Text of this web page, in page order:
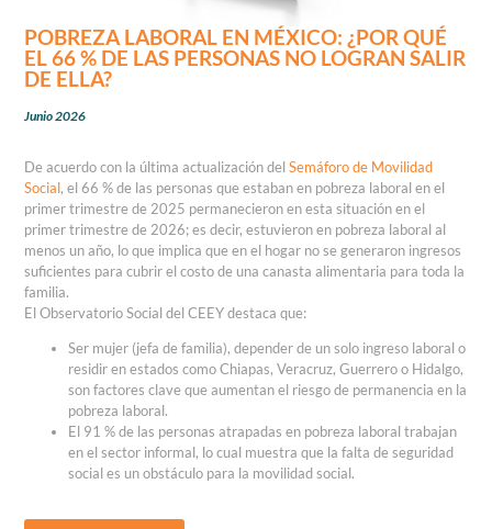
POBREZA LABORAL EN MÉXICO: ¿POR QUÉ
EL 66 % DE LAS PERSONAS NO LOGRAN SALIR
DE ELLA?
Junio 2026
De acuerdo con la última actualización delSemáforo de Movilidad
Social, el 66 % de las personas que estaban en pobreza laboral en el
primer trimestre de 2025 permanecieron en esta situación en el
primer trimestre de 2026; es decir, estuvieron en pobreza laboral al
menos un año, lo que implica que en el hogar no se generaron ingresos
suficientes para cubrir el costo de una canasta alimentaria para toda la
familia.
El Observatorio Social del CEEY destaca que:
Ser mujer (jefa de familia), depender de un solo ingreso laboral o
residir en estados como Chiapas, Veracruz, Guerrero o Hidalgo,
son factores clave que aumentan el riesgo de permanencia en la
pobreza laboral.
El 91 % de las personas atrapadas en pobreza laboral trabajan
en el sector informal, lo cual muestra que la falta de seguridad
social es un obstáculo para la movilidad social.